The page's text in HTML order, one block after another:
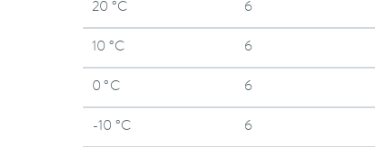
20 °C 6
10 °C 6
0 °C 6
-10 °C 6